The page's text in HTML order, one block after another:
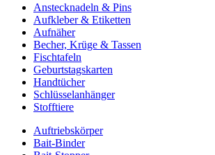
Anstecknadeln & Pins
Aufkleber & Etiketten
Aufnäher
Becher, Krüge & Tassen
Fischtafeln
Geburtstagskarten
Handtücher
Schlüsselanhänger
Stofftiere
Auftriebskörper
Bait-Binder